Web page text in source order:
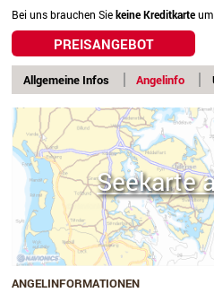
Bei uns brauchen Siekeine Kreditkarte
PREISANGEBOT
Allgemeine Infos Angelinfo
Seekarte
ANGELINFORMATIONEN